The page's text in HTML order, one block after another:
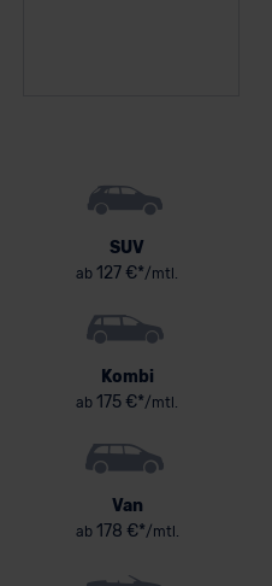
SUV
ab 127 €*/mtl.
Kombi
ab 175 €*/mtl.
Van
ab178 €*/mtl.